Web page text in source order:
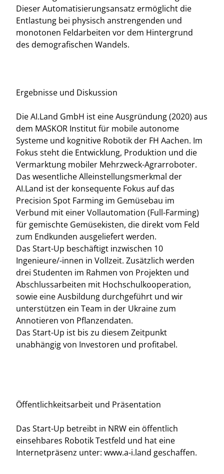
Dieser Automatisierungsansatz ermöglicht die
Entlastung bei physisch anstrengenden und
monotonen Feldarbeiten vor dem Hintergrund
des demografischen Wandels.
Ergebnisse und Diskussion
Die AI.Land GmbH ist eine Ausgründung (2020) aus
dem MASKOR Institut für mobile autonome
Systeme und kognitive Robotik der FH Aachen. Im
Fokus steht die Entwicklung, Produktion und die
Vermarktung mobiler Mehrzweck-Agrarroboter.
Das wesentliche Alleinstellungsmerkmal der
AI.Land ist der konsequente Fokus auf das
Precision Spot Farming im Gemüsebau im
Verbund mit einer Vollautomation (Full-Farming)
für gemischte Gemüsekisten, die direkt vom Feld
zum Endkunden ausgeliefert werden.
Das Start-Up beschäftigt inzwischen 10
Ingenieure/-innen in Vollzeit. Zusätzlich werden
drei Studenten im Rahmen von Projekten und
Abschlussarbeiten mit Hochschulkooperation,
sowie eine Ausbildung durchgeführt und wir
unterstützen ein Team in der Ukraine zum
Annotieren von Pflanzendaten.
Das Start-Up ist bis zu diesem Zeitpunkt
unabhängig von Investoren und profitabel.
Öffentlichkeitsarbeit und Präsentation
Das Start-Up betreibt in NRW ein öffentlich
einsehbares Robotik Testfeld und hat eine
Internetpräsenz unter: www.a-i.land geschaffen.